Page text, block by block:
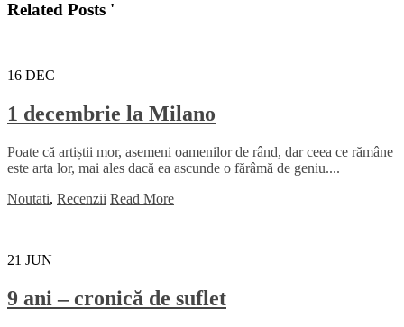
Related Posts '
16 DEC
1 decembrie la Milano
Poate că artiștii mor, asemeni oamenilor de rând, dar ceea ce rămâne
este arta lor, mai ales dacă ea ascunde o fărâmă de geniu....
Noutati, Recenzii Read More
21 JUN
9 ani – cronică de suflet